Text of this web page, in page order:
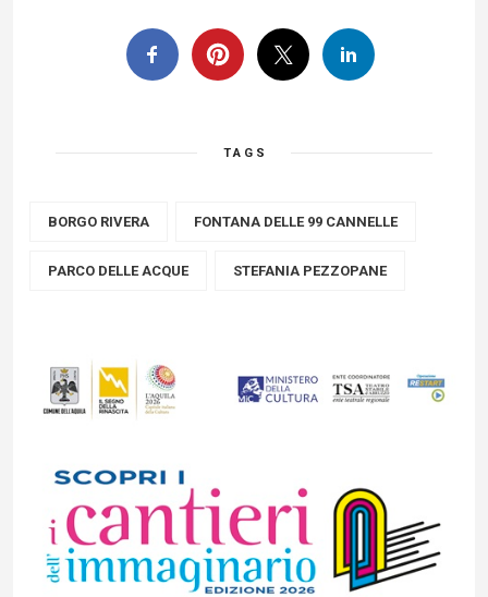
TAGS
BORGO RIVERA FONTANA DELLE 99 CANNELLE
PARCO DELLE ACQUE STEFANIA PEZZOPANE